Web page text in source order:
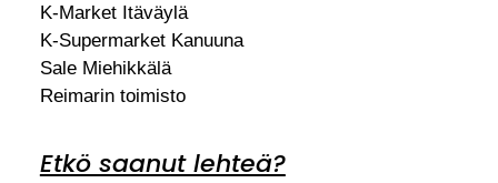
K-Market Itäväylä
K-Supermarket Kanuuna
Sale Miehikkälä
Reimarin toimisto
Etkö saanut lehteä?